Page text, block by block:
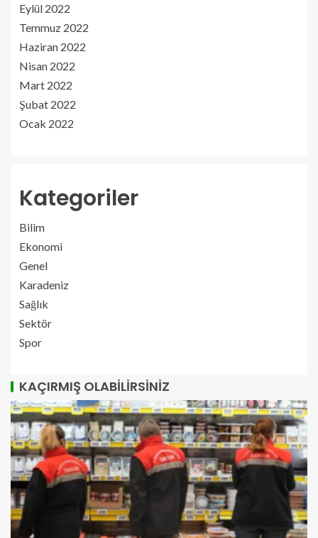
Eylül 2022
Temmuz 2022
Haziran 2022
Nisan 2022
Mart 2022
Şubat 2022
Ocak 2022
Kategoriler
Bilim
Ekonomi
Genel
Karadeniz
Sağlık
Sektör
Spor
KAÇIRMIŞ OLABILIRSINIZ